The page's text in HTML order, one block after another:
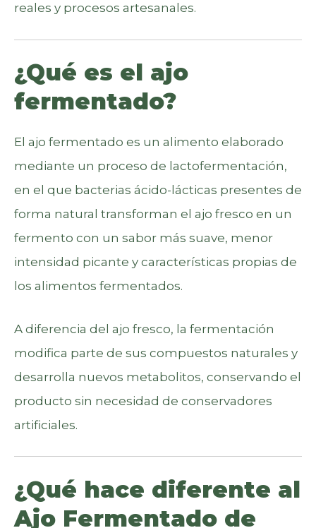
reales y procesos artesanales.
¿Qué es el ajo
fermentado?
El ajo fermentado es un alimento elaborado
mediante un proceso de lactofermentación,
en el que bacterias ácido-lácticas presentes de
forma natural transforman el ajo fresco en un
fermento con un sabor más suave, menor
intensidad picante y características propias de
los alimentos fermentados.
A diferencia del ajo fresco, la fermentación
modifica parte de sus compuestos naturales y
desarrolla nuevos metabolitos, conservando el
producto sin necesidad de conservadores
artificiales.
¿Qué hace diferente al
Ajo Fermentado de